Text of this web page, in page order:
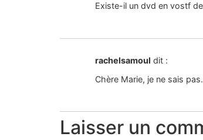
Existe-il un dvd en vostf
rachelsamoul dit :
Chère Marie, je ne sais
Laisser un